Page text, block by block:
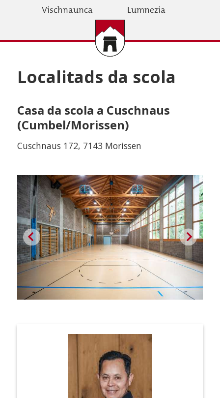
Vischnaunca Lumnezia
Localitads da scola
Casa da scola a Cuschnaus
(Cumbel/Morissen)
Cuschnaus 172, 7143 Morissen